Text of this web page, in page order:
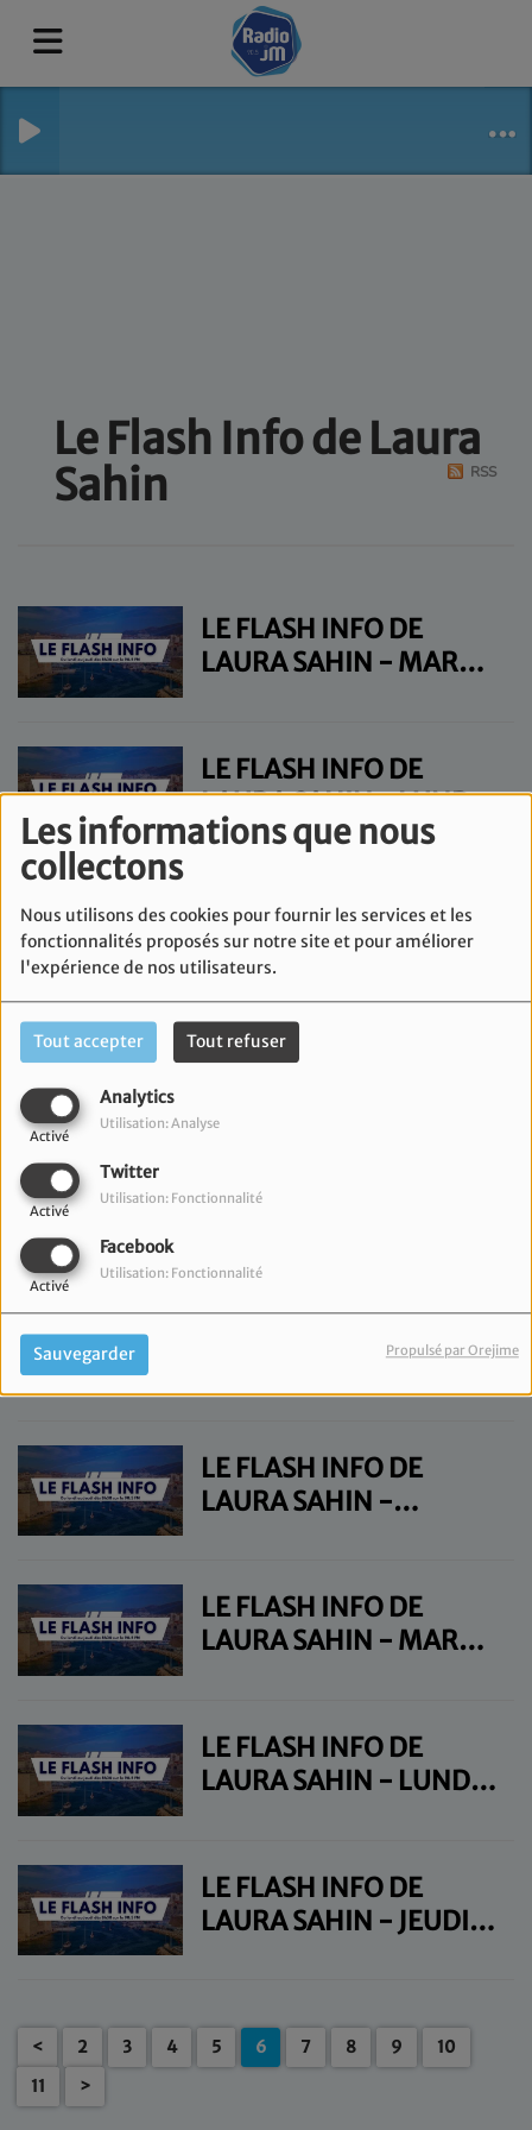
Les informations que nous
collectons
Nous utilisons des cookies pour fournir les services et les
fonctionnalités proposés sur notre site et pour améliorer
l'expérience de nos utilisateurs.
Tout accepter Tout refuser
Analytics
Activé
Utilisation: Analyse
Twitter
Activé
Utilisation: Fonctionnalité
Facebook
Activé
Utilisation: Fonctionnalité
Sauvegarder Propulsé par Orejime
Le Flash Info de Laura
Sahin
RSS
LE FLASH INFO DE
LAURA SAHIN - MARDI
LE FLASH INFO DE
LAURA SAHIN - LUNDI
30 MARS
LE FLASH INFO DE
LAURA SAHIN - JEUDI
26 MARS
LE FLASH INFO DE
MERCREDI 25 MARS
LE FLASH INFO DE
LAURA SAHIN - JEUDI
19 MARS
LE FLASH INFO DE
LAURA SAHIN -
LE FLASH INFO DE
LAURA SAHIN - MARDI
LE FLASH INFO DE
LAURA SAHIN - LUNDI
LE FLASH INFO DE
LAURA SAHIN - JEUDI
< 2 3 4 5 6 7 8 9
10
11
>